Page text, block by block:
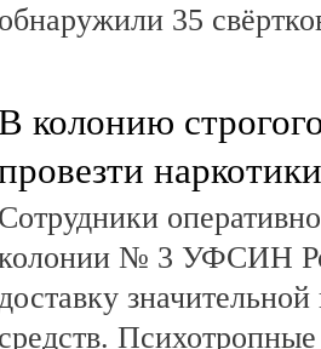
обнаружили 35
В колонию
наркотики
Сотрудники
№ 3 УФСИН
средств.